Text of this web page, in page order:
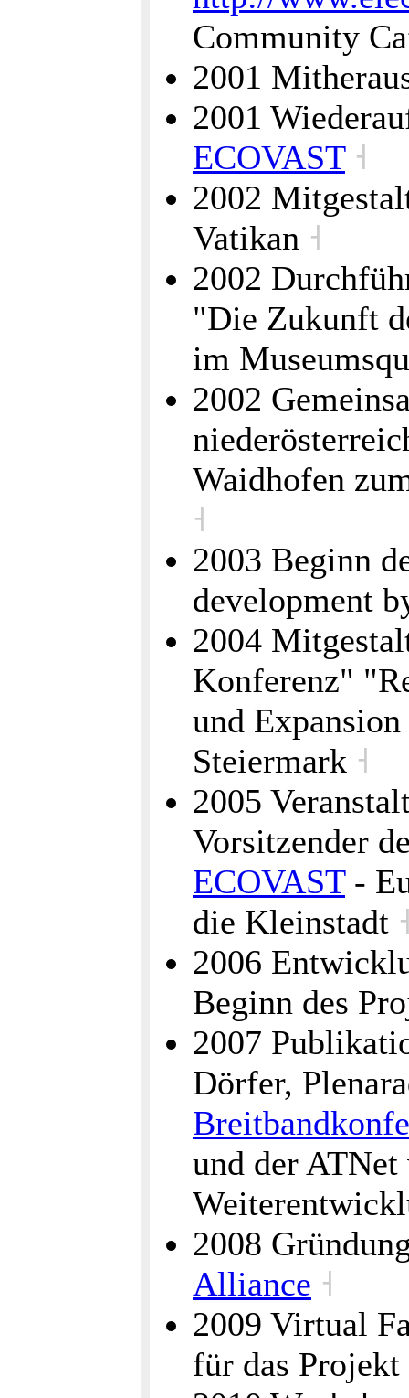
Community
2001
2001
ECOVAST ˧
2002
Vatikan ˧
2002
"Die Zukunft
im
2002
Waidhofen
˧
2003 Beginn
development
2004
Konferenz"
und
Steiermark ˧
2005
Vorsitzender
ECOVAST-
die Kleinstadt
2006
Beginn des
2007
Dörfer,
und der
2008
Alliance ˧
2009 Virtual
für das Projekt